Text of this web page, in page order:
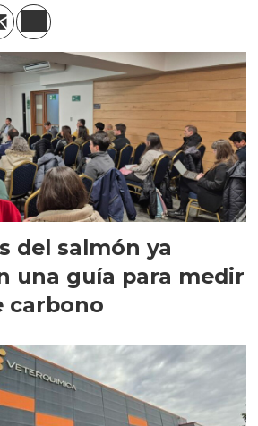
del salmón ya
una guía para medir
carbono